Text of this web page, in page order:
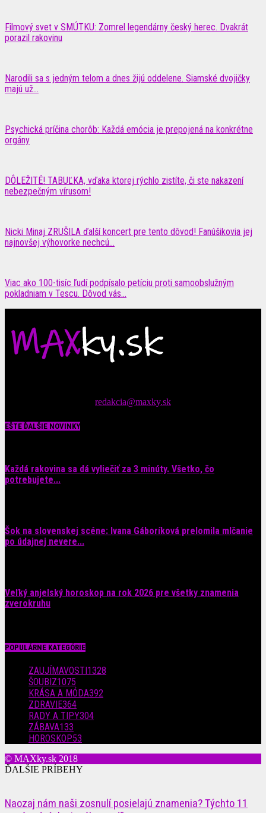
Filmový svet v SMÚTKU: Zomrel legendárny český herec. Dvakrát
porazil rakovinu
Narodili sa s jedným telom a dnes žijú oddelene. Siamské dvojičky
majú už...
Psychická príčina chorôb: Každá emócia je prepojená na konkrétne
orgány
DÔLEŽITÉ! TABUĽKA, vďaka ktorej rýchlo zistíte, či ste nakazení
nebezpečným vírusom!
Nicki Minaj ZRUŠILA ďalší koncert pre tento dôvod! Fanúšikovia jej
najnovšej výhovorke nechcú...
Viac ako 100-tisíc ľudí podpísalo petíciu proti samoobslužným
pokladniam v Tescu. Dôvod vás...
redakcia@maxky.sk
EŠTE ĎALŠIE NOVINKY
Každá rakovina sa dá vyliečiť za 3 minúty. Všetko, čo
potrebujete...
Šok na slovenskej scéne: Ivana Gáboríková prelomila mlčanie
po údajnej nevere...
Veľký anjelský horoskop na rok 2026 pre všetky znamenia
zverokruhu
POPULÁRNE KATEGÓRIE
ZAUJÍMAVOSTI 1328
ŠOUBIZ1075
KRÁSA A MÓDA392
ZDRAVIE364
RADY A TIPY304
ZÁBAVA133
HOROSKOP53
© MAXky.sk 2018
ĎALŠIE PRÍBEHY
Naozaj nám naši zosnulí posielajú znamenia? Týchto 11